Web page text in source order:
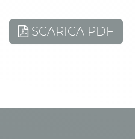
SCARICA PDF